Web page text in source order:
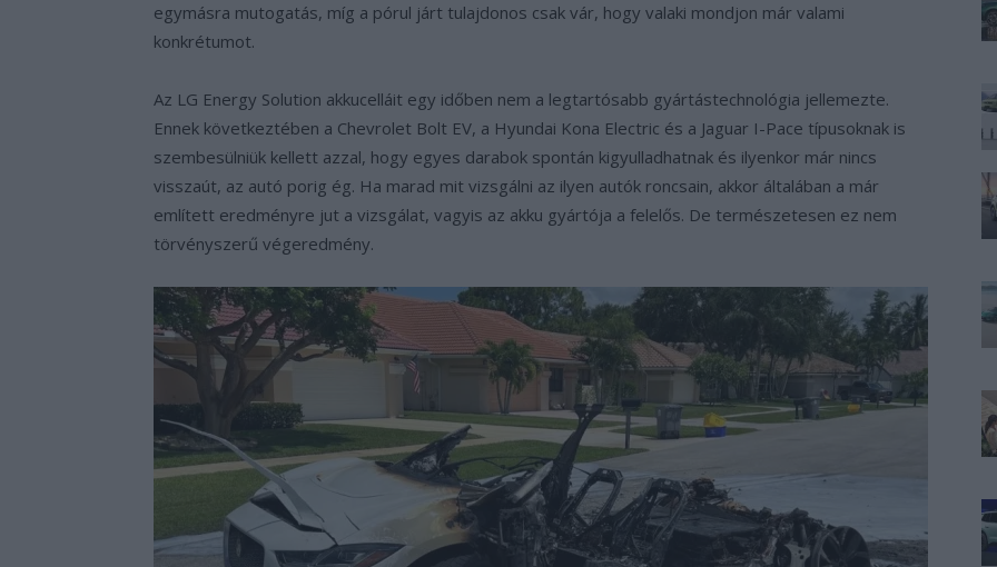
egymásra mutogatás, míg a pórul járt tulajdonos csak vár, hogy valaki mondjon már valami
konkrétumot.
Az LG Energy Solution akkucelláit egy időben nem a legtartósabb gyártástechnológia jellemezte.
Ennek következtében a Chevrolet Bolt EV, a Hyundai Kona Electric és a Jaguar I-Pace típusoknak is
szembesülniük kellett azzal, hogy egyes darabok spontán kigyulladhatnak és ilyenkor már nincs
visszaút, az autó porig ég. Ha marad mit vizsgálni az ilyen autók roncsain, akkor általában a már
említett eredményre jut a vizsgálat, vagyis az akku gyártója a felelős. De természetesen ez nem
törvényszerű végeredmény.